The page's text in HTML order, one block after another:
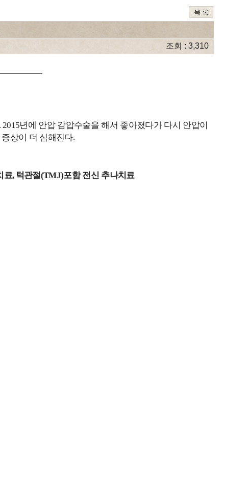
조회 : 3,310
2015년에 안압 감압수술을 해서 좋아졌다가 다시 안압이
상이 더 심해진다.
료, 턱관절(TMJ)포함 전신 추나치료